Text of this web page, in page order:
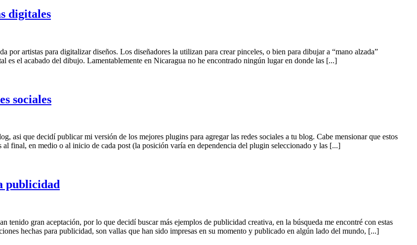
digitales
artistas para digitalizar diseños. Los diseñadores la utilizan para crear pinceles, o bien para dibujar a “mano alzada”
es el acabado del dibujo. Lamentablemente en Nicaragua no he encontrado ningún lugar en donde las [...]
sociales
asi que decidí publicar mi versión de los mejores plugins para agregar las redes sociales a tu blog. Cabe mensionar que estos
final, en medio o al inicio de cada post (la posición varía en dependencia del plugin seleccionado y las [...]
publicidad
tenido gran aceptación, por lo que decidí buscar más ejemplos de publicidad creativa, en la búsqueda me encontré con estas
hechas para publicidad, son vallas que han sido impresas en su momento y publicado en algún lado del mundo, [...]